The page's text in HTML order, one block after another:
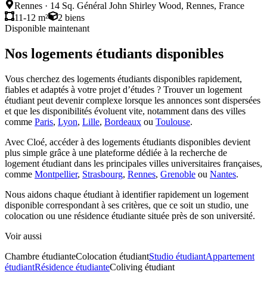
Rennes · 14 Sq. Général John Shirley Wood, Rennes, France
11-12 m²
2 biens
Disponible maintenant
Nos logements étudiants disponibles
Vous cherchez des logements étudiants disponibles rapidement,
fiables et adaptés à votre projet d’études ? Trouver un logement
étudiant peut devenir complexe lorsque les annonces sont dispersées
et que les disponibilités évoluent vite, notamment dans des villes
comme Paris, Lyon, Lille, Bordeaux ou Toulouse.
Avec Cloé, accéder à des logements étudiants disponibles devient
plus simple grâce à une plateforme dédiée à la recherche de
logement étudiant dans les principales villes universitaires françaises,
comme Montpellier, Strasbourg, Rennes, Grenoble ou Nantes.
Nous aidons chaque étudiant à identifier rapidement un logement
disponible correspondant à ses critères, que ce soit un studio, une
colocation ou une résidence étudiante située près de son université.
Voir aussi
Chambre étudianteColocation étudiantStudio étudiantAppartement
étudiantRésidence étudianteColiving étudiant